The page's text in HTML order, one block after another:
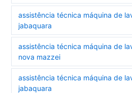
assistência técnica máquina de
jabaquara
assistência técnica máquina de
nova mazzei
assistência técnica máquina de
jabaquara